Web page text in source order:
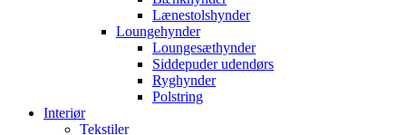
Lænestolshynder
Loungehynder
Loungesæthynder
Siddepuder udendørs
Ryghynder
Polstring
Interiør
Tekstiler